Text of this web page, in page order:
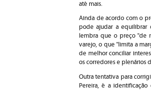
até mais.
Ainda de acordo com o
pode ajudar a equilibrar
lembra que o preço "de
varejo, o que "limita a
de melhor conciliar
os corredores e plenários
Outra tentativa para
Pereira, é a